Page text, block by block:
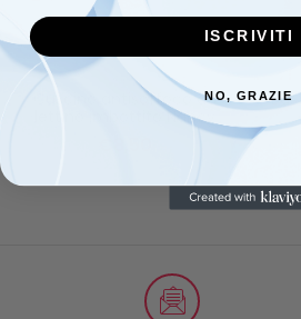
Cuscino antisoffoco da
lettino imbottito Nancy
ISCRIVITI
NO, GRAZIE